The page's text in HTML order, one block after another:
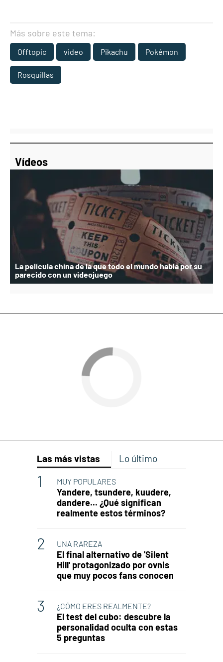
Más sobre este tema:
Offtopic video Pikachu Pokémon
Rosquillas
Vídeos
La película china de la que todo el mundo habla por su
parecido con un videojuego
Las más vistas Lo último
MUY POPULARES
Yandere, tsundere, kuudere,
dandere... ¿Qué significan
realmente estos términos?
UNA RAREZA
El final alternativo de 'Silent
Hill' protagonizado por ovnis
que muy pocos fans conocen
¿CÓMO ERES REALMENTE?
El test del cubo: descubre la
personalidad oculta con estas
5 preguntas